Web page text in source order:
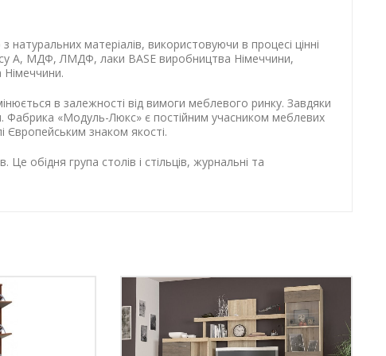
матеріалів, використовуючи в процесі цінні
А, МДФ, ЛМДФ, лаки BASE виробництва Німеччини,
Німеччини.
в залежності від вимоги меблевого ринку. Завдяки
Фабрика «Модуль-Люкс» є постійним учасником меблевих
Європейським знаком якості.
обідня група столів і стільців, журнальні та